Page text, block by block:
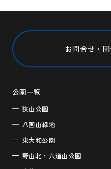
お問合せ・
公園一覧
狭山公園
八国山緑地
東大和公園
野山北・六道山公園